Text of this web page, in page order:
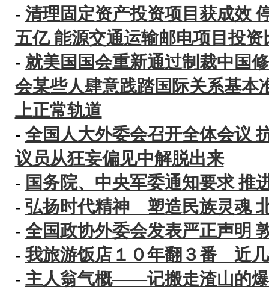
- 清理固定资产投资项目获成效
五亿 能源交通运输邮电项目投资
- 就美国国会重新通过制裁中国
会某些人肆意践踏国际关系基本
上正常轨道
- 全国人大外委会召开全体会议
议员从狂妄偏见中解脱出来
- 国务院、中央军委通知要求 推
- 弘扬时代精神 塑造民族灵魂
- 全国政协外委会发表严正声明
- 我旅游饭店１０年翻３番 近
- 主人翁气概——记搬走渣山的